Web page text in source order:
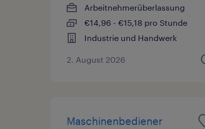
Arbeitnehmerüberlassung
€14,96 - €15,18 pro Stunde
Industrie und Handwerk
2. August 2026
Maschinenbediener